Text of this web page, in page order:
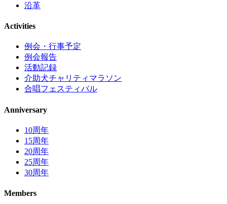
沿革
Activities
例会・行事予定
例会報告
活動記録
介助犬チャリティマラソン
合唱フェスティバル
Anniversary
10周年
15周年
20周年
25周年
30周年
Members